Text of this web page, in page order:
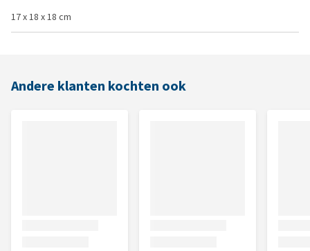
17 x 18 x 18 cm
Andere klanten kochten ook